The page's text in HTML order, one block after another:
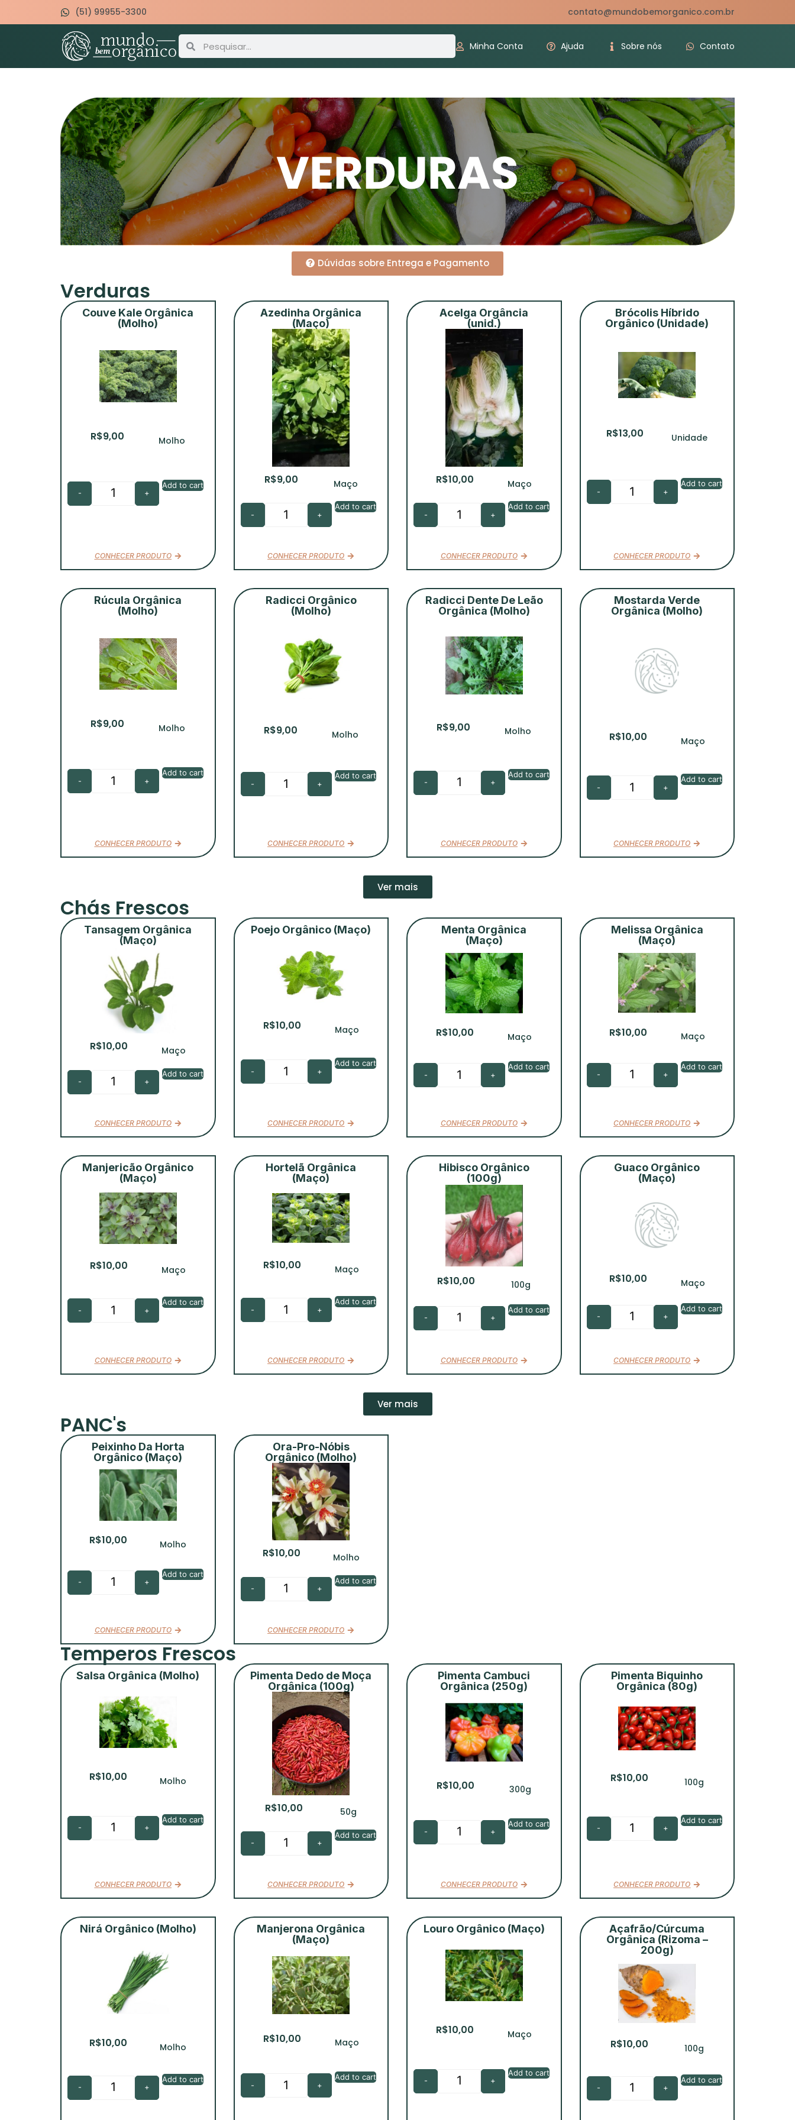
(51) 99955-3300 contato@mundobemorganico.com.br
Minha Conta Ajuda Sobre nós Contato
Dúvidas sobre Entrega e Pagamento
Verduras
Couve Kale Orgânica
(Molho)
R$9,00 Molho
- +
Add to cart
CONHECER PRODUTO
Azedinha Orgânica
(Maço)
R$9,00 Maço
- +
Add to cart
CONHECER PRODUTO
Acelga Orgância
(unid.)
R$10,00 Maço
- +
Add to cart
CONHECER PRODUTO
Brócolis Híbrido
Orgânico (Unidade)
R$13,00 Unidade
- +
Add to cart
CONHECER PRODUTO
Rúcula Orgânica
(Molho)
R$9,00 Molho
- +
Add to cart
CONHECER PRODUTO
Radicci Orgânico
(Molho)
R$9,00 Molho
- +
Add to cart
CONHECER PRODUTO
Radicci Dente De Leão
Orgânica (Molho)
R$9,00 Molho
- +
Add to cart
CONHECER PRODUTO
Mostarda Verde
Orgânica (Molho)
R$10,00 Maço
- +
Add to cart
CONHECER PRODUTO
Ver mais
Chás Frescos
Tansagem Orgânica
(Maço)
R$10,00 Maço
- +
Add to cart
CONHECER PRODUTO
Poejo Orgânico (Maço)
R$10,00 Maço
- +
Add to cart
CONHECER PRODUTO
Menta Orgânica
(Maço)
R$10,00 Maço
- +
Add to cart
CONHECER PRODUTO
Melissa Orgânica
(Maço)
R$10,00 Maço
- +
Add to cart
CONHECER PRODUTO
Manjericão Orgânico
(Maço)
R$10,00 Maço
- +
Add to cart
CONHECER PRODUTO
Hortelã Orgânica
(Maço)
R$10,00 Maço
- +
Add to cart
CONHECER PRODUTO
Hibisco Orgânico
(100g)
R$10,00 100g
- +
Add to cart
CONHECER PRODUTO
Guaco Orgânico
(Maço)
R$10,00 Maço
- +
Add to cart
CONHECER PRODUTO
Ver mais
PANC's
Peixinho Da Horta
Orgânico (Maço)
R$10,00 Molho
- +
Add to cart
CONHECER PRODUTO
Ora-Pro-Nóbis
Orgânico (Molho)
R$10,00 Molho
- +
Add to cart
CONHECER PRODUTO
Temperos Frescos
Salsa Orgânica (Molho)
R$10,00 Molho
- +
Add to cart
CONHECER PRODUTO
Pimenta Dedo de Moça
Orgânica (100g)
R$10,00 50g
- +
Add to cart
CONHECER PRODUTO
Pimenta Cambuci
Orgânica (250g)
R$10,00 300g
- +
Add to cart
CONHECER PRODUTO
Pimenta Biquinho
Orgânica (80g)
R$10,00 100g
- +
Add to cart
CONHECER PRODUTO
Nirá Orgânico (Molho)
R$10,00 Molho
- +
Add to cart
Manjerona Orgânica
(Maço)
R$10,00 Maço
- +
Add to cart
Louro Orgânico (Maço)
R$10,00 Maço
- +
Add to cart
Açafrão/Cúrcuma
Orgânica (Rizoma –
200g)
R$10,00 100g
- +
Add to cart